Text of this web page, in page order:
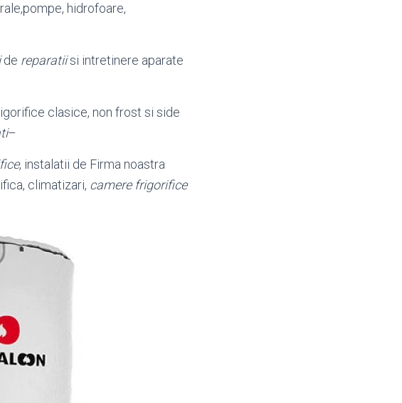
pompe, hidrofoare,
de reparatiisi intretinere aparate
clasice, non frost si side
–
, instalatii de Firma noastra
climatizari, camere frigorifice